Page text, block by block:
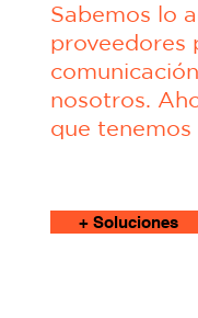
Sabemos lo
proveedores
nosotros.
que tenemos
+ Soluciones